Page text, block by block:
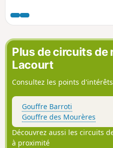
Plus de circuits de
Lacourt
Consultez les points
Gouffre Barroti
Gouffre des Mourères
Découvrez aussi les circuits
à proximité